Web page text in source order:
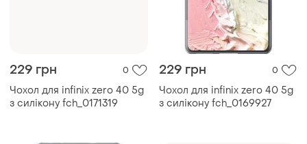
229 грн 0
Чохол для infinix zero 40 5g
з силікону fch_0171319
229 грн 0
Чохол для infinix zero 40 5g
з силікону fch_0169927